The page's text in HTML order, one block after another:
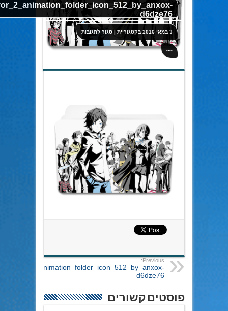
d6dze76
3 במאי 2016 בקטגוריית|סגור לתגובותעל
d6dze76
----
Previous:
d6dze76
פוסטים קשורים